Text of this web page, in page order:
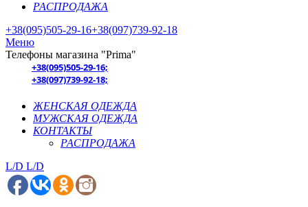
РАСПРОДАЖА
+38(095)505-29-16+38(097)739-92-18
Меню
Телефоны магазина "Prima"
+38(095)505-29-16;
+38(097)739-92-18;
ЖЕНСКАЯ ОДЕЖДА
МУЖСКАЯ ОДЕЖДА
КОНТАКТЫ
РАСПРОДАЖА
L/D L/D